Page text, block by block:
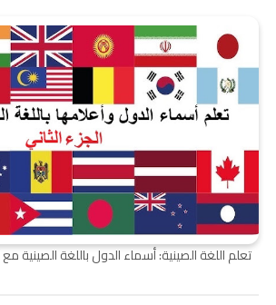
تعلم اللغة الصينية: أسماء الدول باللغة الصينية مع